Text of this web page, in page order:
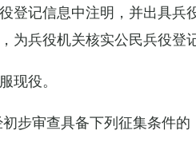
登记信息中注明，并出具兵
兵役机关核实公民兵役登
现役。
步审查具备下列征集条件的